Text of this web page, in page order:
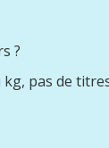
?
pas de